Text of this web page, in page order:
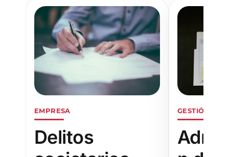
EMPRESA
Delitos
GESTIÓN